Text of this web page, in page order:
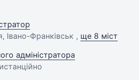
Івано-Франківськ , ще 8 міст
адміністратора